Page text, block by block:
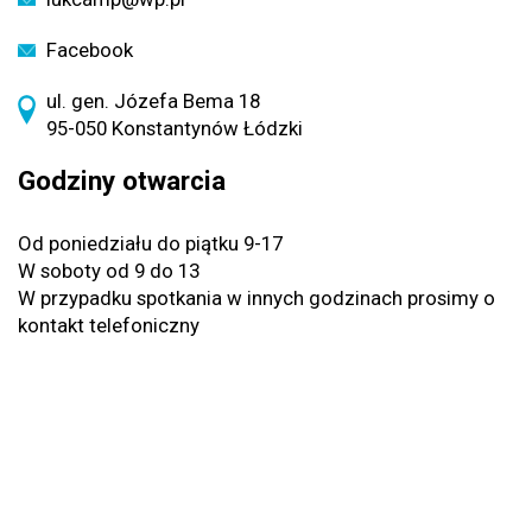
Facebook
ul. gen. Józefa Bema 18
95-050 Konstantynów Łódzki
Godziny otwarcia
Od poniedziału do piątku 9-17
W soboty od 9 do 13
W przypadku spotkania w innych godzinach prosimy o
kontakt telefoniczny